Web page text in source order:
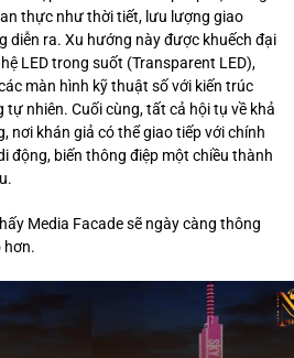
thực như thời tiết, lưu lượng giao
diễn ra. Xu hướng này được khuếch đại
LED trong suốt (Transparent LED),
màn hình kỹ thuật số với kiến trúc
nhiên. Cuối cùng, tất cả hội tụ về khả
nơi khán giả có thể giao tiếp với chính
động, biến thông điệp một chiều thành
Media Facade sẽ ngày càng thông
hơn.